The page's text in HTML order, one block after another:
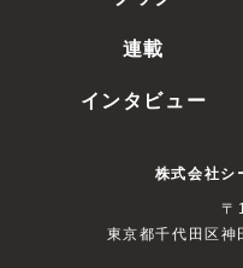
連載
インタビュー
株式会社シ
〒
東京都千代田区